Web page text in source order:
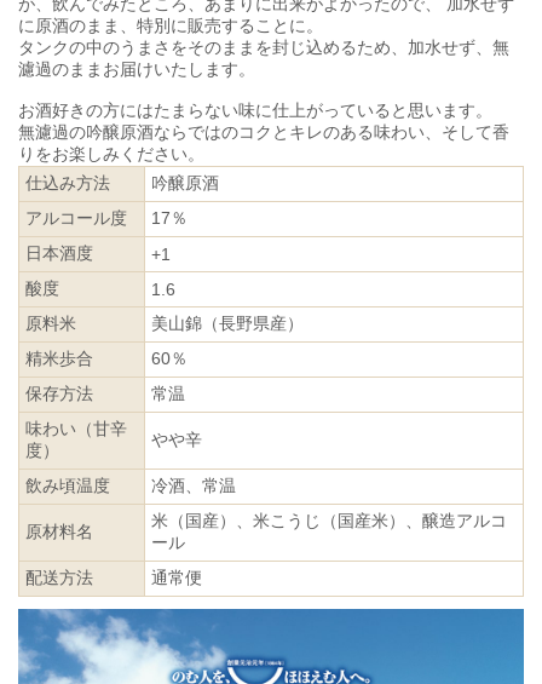
が、飲んでみたところ、あまりに出来がよかったので、 加水せず
に原酒のまま、特別に販売することに。
タンクの中のうまさをそのままを封じ込めるため、加水せず、無
濾過のままお届けいたします。
お酒好きの方にはたまらない味に仕上がっていると思います。
無濾過の吟醸原酒ならではのコクとキレのある味わい、そして香
りをお楽しみください。
仕込み方法
吟醸原酒
アルコール度
17％
日本酒度
+1
酸度
1.6
原料米
美山錦（長野県産）
精米歩合
60％
保存方法
常温
味わい（甘辛
度）
やや辛
飲み頃温度 冷酒、常温
原材料名
米（国産）、米こうじ（国産米）、醸造アルコ
ール
配送方法
通常便